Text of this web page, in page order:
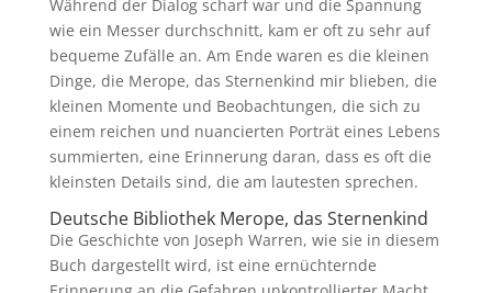
Während der Dialog scharf war und die Spannung
wie ein Messer durchschnitt, kam er oft zu sehr auf
bequeme Zufälle an. Am Ende waren es die kleinen
Dinge, die Merope, das Sternenkind mir blieben, die
kleinen Momente und Beobachtungen, die sich zu
einem reichen und nuancierten Porträt eines Lebens
summierten, eine Erinnerung daran, dass es oft die
kleinsten Details sind, die am lautesten sprechen.
Deutsche Bibliothek Merope, das Sternenkind
Die Geschichte von Joseph Warren, wie sie in diesem
Buch dargestellt wird, ist eine ernüchternde